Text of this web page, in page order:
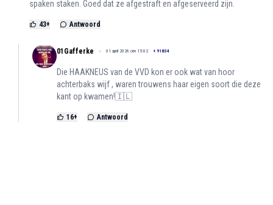
spaken staken. Goed dat ze afgestraft en afgeserveerd zijn.
43+ Antwoord
01Gafferke 01 april 2026 om 15:02 + 91834
Die HAAKNEUS van de VVD kon er ook wat van hoor
achterbaks wijf , waren trouwens haar eigen soort die deze
kant op kwamen!🇮🇱
16+ Antwoord